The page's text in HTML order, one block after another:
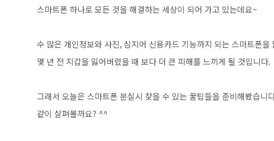
스마트폰 하나로 모든 것을 해결하는 세상이 되어 가고 있는데요~
수 많은 개인정보와 사진, 심지어 신용카드 기능까지 되는 스마트폰을
몇 년 전 지갑을 잃어버렸을 때 보다 더 큰 피해를 느끼게 될 것입니다.
그래서 오늘은 스마트폰 분실시 찾을 수 있는 꿀팁들을 준비해봤습니
같이 살펴볼까요? ^^